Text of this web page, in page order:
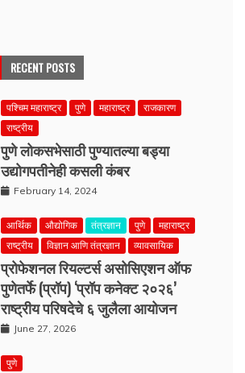
RECENT POSTS
पश्चिम महाराष्ट्र पुणे महाराष्ट्र
राजकारण
राष्ट्रीय
पुणे लोकसभेसाठी पुण्यातल्या बड्या
उद्योगपतीनेही कसली कंबर
February 14, 2024
आर्थिक औद्योगिक तंत्रज्ञान पुणे
महाराष्ट्र
राष्ट्रीय
विज्ञान आणि तंत्रज्ञान व्यावसायिक
प्रोफेशनल रियल्टर्स असोसिएशन ऑफ
पुणेतर्फे (प्रॉप) ‘प्रॉप कनेक्ट २०२६’
राष्ट्रीय परिषदेचे ६ जुलैला आयोजन
June 27, 2026
पुणे